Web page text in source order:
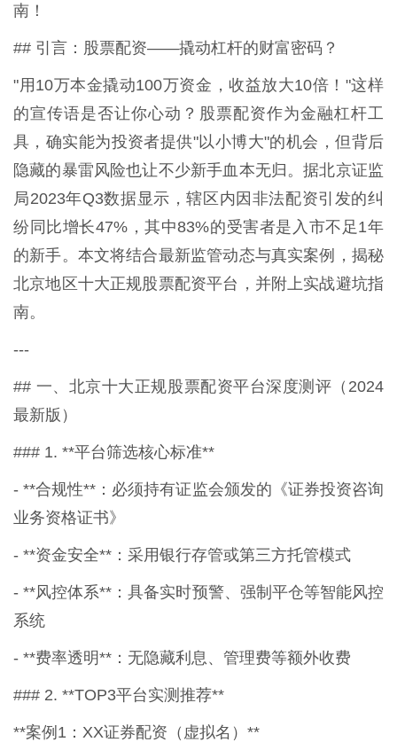
南！
## 引言：股票配资——撬动杠杆的财富密码？
"用10万本金撬动100万资金，收益放大10倍！"这样
的宣传语是否让你心动？股票配资作为金融杠杆工
具，确实能为投资者提供"以小博大"的机会，但背后
隐藏的暴雷风险也让不少新手血本无归。据北京证监
局2023年Q3数据显示，辖区内因非法配资引发的纠
纷同比增长47%，其中83%的受害者是入市不足1年
的新手。本文将结合最新监管动态与真实案例，揭秘
北京地区十大正规股票配资平台，并附上实战避坑指
南。
---
## 一、北京十大正规股票配资平台深度测评（2024
最新版）
### 1. **平台筛选核心标准**
- **合规性**：必须持有证监会颁发的《证券投资咨询
业务资格证书》
- **资金安全**：采用银行存管或第三方托管模式
- **风控体系**：具备实时预警、强制平仓等智能风控
系统
- **费率透明**：无隐藏利息、管理费等额外收费
### 2. **TOP3平台实测推荐**
**案例1：XX证券配资（虚拟名）**